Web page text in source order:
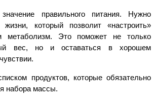
правильного питания. Нужно
который позволит «настроить»
метаболизм. Это поможет не только
вес, но и оставаться в хорошем
продуктов, которые обязательно
набора массы.